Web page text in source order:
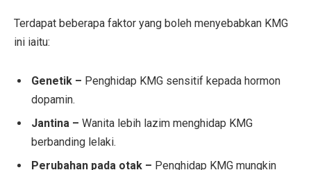
Terdapat beberapa faktor yang boleh menyebabkan KMG
ini iaitu:
Genetik – Penghidap KMG sensitif kepada hormon
dopamin.
Jantina – Wanita lebih lazim menghidap KMG
berbanding lelaki.
Perubahan pada otak – Penghidap KMG mungkin